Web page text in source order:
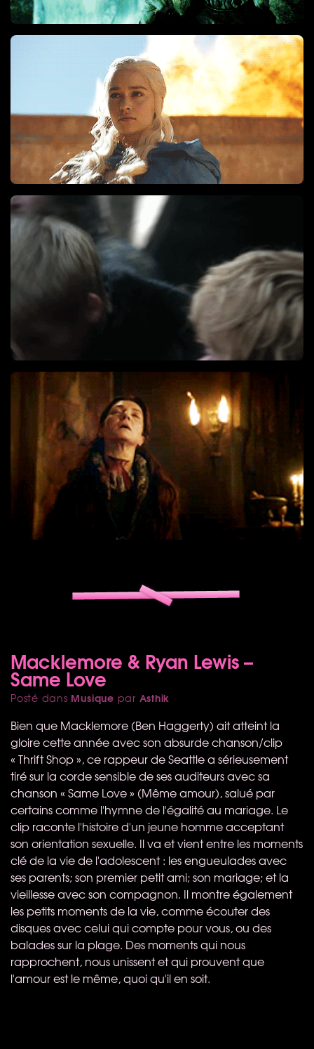
Macklemore & Ryan Lewis –
Same Love
Posté dans Musique par Asthik
Bien que Macklemore (Ben Haggerty) ait atteint la
gloire cette année avec son absurde chanson/clip
« Thrift Shop », ce rappeur de Seattle a sérieusement
tiré sur la corde sensible de ses auditeurs avec sa
chanson « Same Love » (Même amour), salué par
certains comme l'hymne de l'égalité au mariage. Le
clip raconte l'histoire d'un jeune homme acceptant
son orientation sexuelle. Il va et vient entre les moments
clé de la vie de l'adolescent : les engueulades avec
ses parents; son premier petit ami; son mariage; et la
vieillesse avec son compagnon. Il montre également
les petits moments de la vie, comme écouter des
disques avec celui qui compte pour vous, ou des
balades sur la plage. Des moments qui nous
rapprochent, nous unissent et qui prouvent que
l'amour est le même, quoi qu'il en soit.